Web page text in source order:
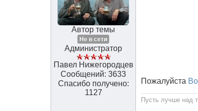
Автор темы
Не в сети
Администратор
Павел Нижегородцев
Сообщений: 3633
Спасибо получено:
1127
Пожалуйста
Пусть лучше над